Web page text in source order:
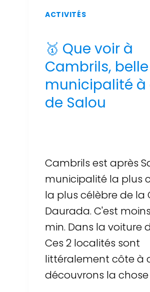
ACTIVITÉS
🥇 Que voir à
Cambrils, belle
municipalité à
de Salou
Cambrils est après
municipalité la plus
la plus célèbre de la
Daurada. C'est
min. Dans la voiture
Ces 2 localités sont
littéralement côte à
découvrons la